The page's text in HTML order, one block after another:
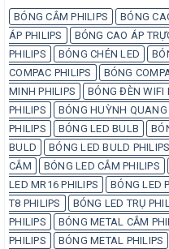
BÓNG CẮM PHILIPS BÓNG
ÁP PHILIPS
BÓNG CAO ÁP
PHILIPS
BÓNG CHÉN LED
COMPAC PHILIPS
BÓNG
MINH PHILIPS
BÓNG ĐÈN WIFI
PHILIPS
BÓNG HUỲNH QUANG
PHILIPS
BÓNG LED BULB
BULD
BÓNG LED BULD PHILIPS
CẮM
BÓNG LED CẮM PHILIPS
LED MR16 PHILIPS
BÓNG LED
T8 PHILIPS
BÓNG LED TRỤ
PHILIPS
BÓNG METAL CẮM
PHILIPS
BÓNG METAL PHILIPS